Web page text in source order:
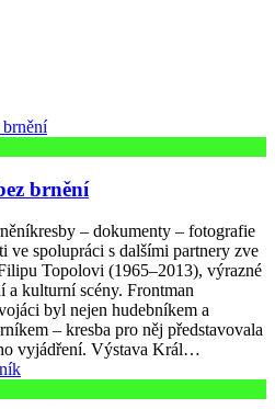
brnění
– dokumenty – fotografie
spolupráci s dalšími partnery zve
Topolovi (1965–2013), výrazné
a kulturní scény. Frontman
byl nejen hudebníkem a
– kresba pro něj představovala
vyjádření. Výstava Král…